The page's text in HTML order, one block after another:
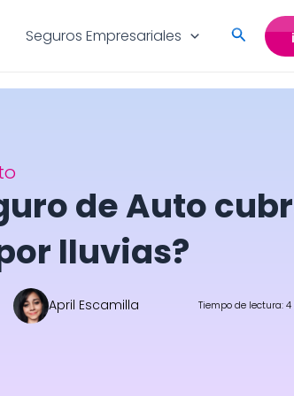
Seguros Empresariales Search
de Auto
lluvias?
April Escamilla Tiempo de lectura: